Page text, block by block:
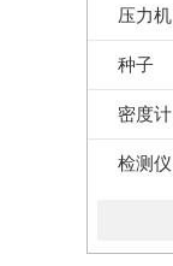
压力机
种子
密度计
检测仪